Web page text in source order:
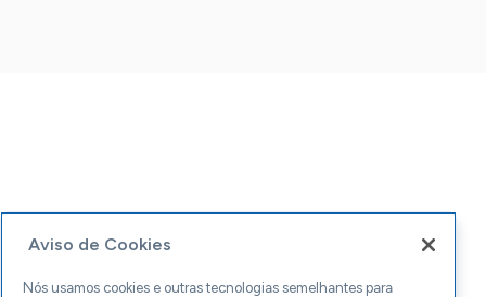
Aviso de Cookies
Nós usamos cookies e outras tecnologias semelhantes para